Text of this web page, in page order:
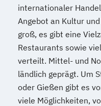
internationaler
Angebot an Kultur
groß, es gibt eine
Restaurants sowie
verteilt. Mittel- und
ländlich geprägt. Um
oder Gießen gibt es
viele Möglichkeiten,